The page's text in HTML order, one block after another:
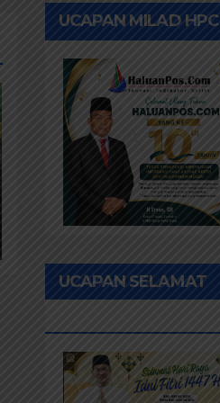
UCAPAN MILAD HPC
UCAPAN SELAMAT